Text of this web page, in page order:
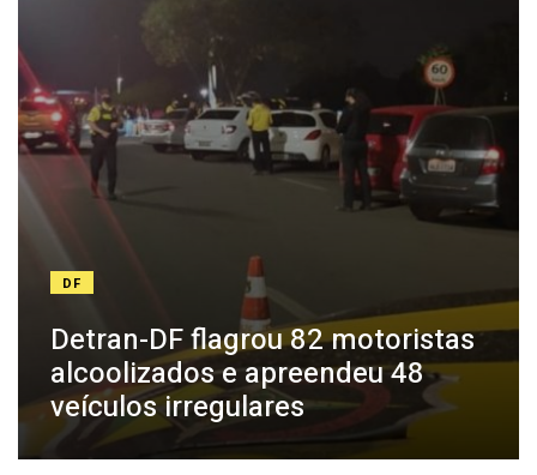
DF
Detran-DF flagrou 82 motoristas
alcoolizados e apreendeu 48
veículos irregulares